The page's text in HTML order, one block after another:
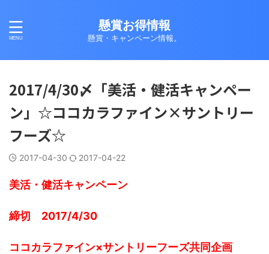
懸賞お得情報
懸賞・キャンペーン情報。
2017/4/30〆「美活・健活キャンペー
ン」☆ココカラファイン×サントリー
フーズ☆
2017-04-30 2017-04-22
美活・健活キャンペーン
締切 2017/4/30
ココカラファイン×サントリーフーズ共同企画